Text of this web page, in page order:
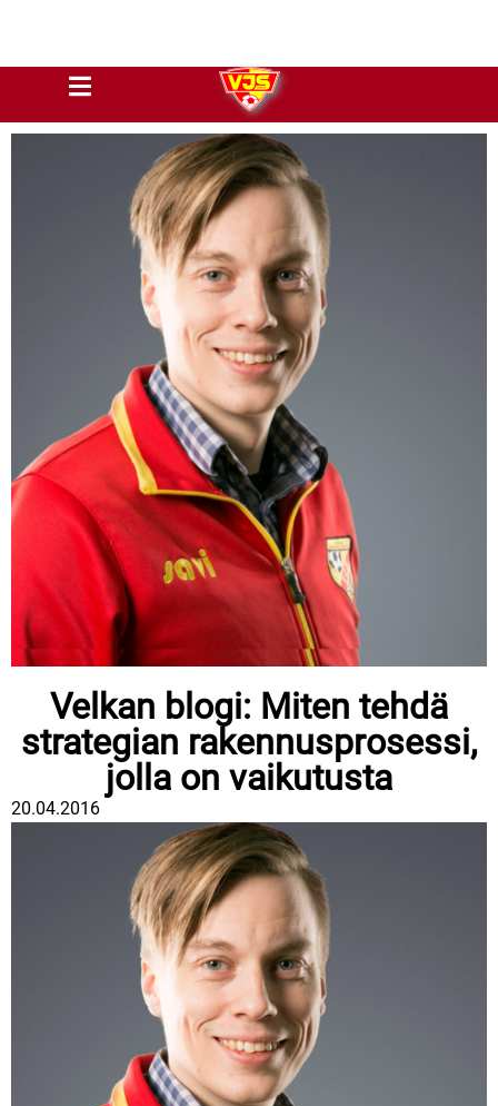
Velkan blogi: Miten tehdä
strategian rakennusprosessi,
jolla on vaikutusta
20.04.2016